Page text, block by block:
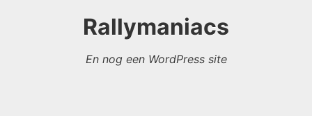
Rallymaniacs
En nog een WordPress site